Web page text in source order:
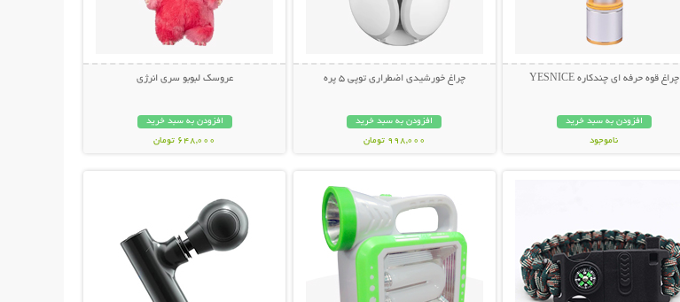
چراغ قوه حرفه ای چندکاره YESNICE
افزودن به سبد خرید
ناموجود
چراغ خورشیدی اضطراری توپی 5 پره
افزودن به سبد خرید
998,000 تومان
عروسک لبوبو سری انرژی
افزودن به سبد خرید
648,000 تومان